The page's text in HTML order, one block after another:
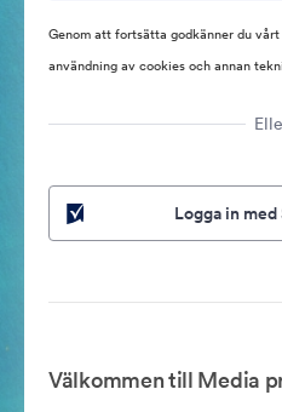
Genom att fortsätta godkänner du vårt
användning av cookies och annan
Logga in
Välkommen till Media